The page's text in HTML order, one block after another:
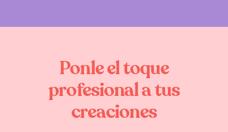
Ponleeltoque
profesionalatus
creaciones